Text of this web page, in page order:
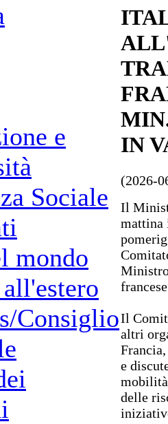
e
Sociale
mondo
Consiglio
IN
(2026-
Il
mattina
Il
altri
e
delle